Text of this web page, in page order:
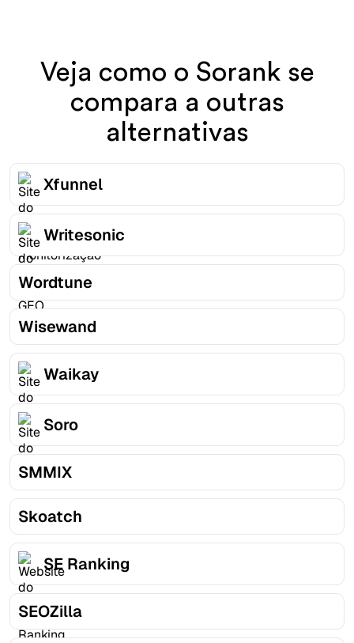
Veja como o Sorank se
compara a outras
alternativas
Xfunnel
Writesonic
Wordtune
Wisewand
Waikay
Soro
SMMIX
Skoatch
SE Ranking
SEOZilla